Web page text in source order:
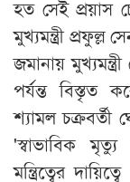
হত সেই প্রয়াস
মুখ্যমন্ত্রী প্রফুল্ল
জমানায়
পর্যন্ত বিস্তৃত
শ্যামল চক্রবর্তী
'স্বাভাবিক
মন্ত্রিত্বের